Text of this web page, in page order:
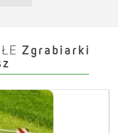
Zgrabiarki